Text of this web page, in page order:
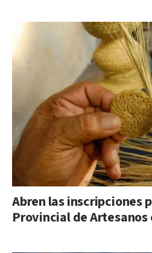
Abren las inscripciones
Provincial de Artesanos